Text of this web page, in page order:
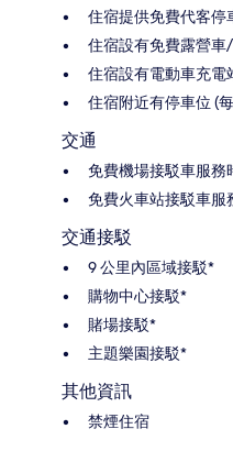
住宿提供免費代客停
住宿設有免費露營
住宿設有電動車充電
住宿附近有停車位 (
交通
免費機場接駁車服務
免費火車站接駁車
交通接駁
9 公里內區域接駁*
購物中心接駁*
賭場接駁*
主題樂園接駁*
其他資訊
禁煙住宿